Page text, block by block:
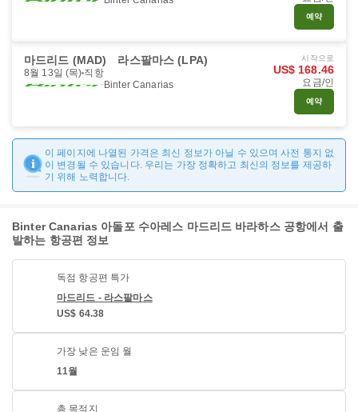
예약
마드리드 (MAD) 라스팔마스 (LPA)
8월 13일 (목) 직항
Binter Canarias
시작으로
US$ 168.46
요금/인
예약
이 페이지에 나열된 가격은 최신 정보가 아닐 수 있으며 사전 통지 없
이 변경될 수 있습니다. 우리는 가장 정확하고 최신의 정보를 제공하
기 위해 노력합니다.
Binter Canarias 아돌포 수아레스 마드리드 바라하스 공항에서 출
발하는 항공편 정보
독점 항공편 특가
마드리드 - 라스팔마스
US$ 64.38
가장 낮은 운임 월
11월
총 목적지